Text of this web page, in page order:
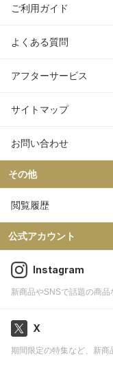
ご利用ガイド
よくある質問
アフターサービス
サイトマップ
お問い合わせ
その他
閲覧履歴
公式アカウント
Instagram
新商品やSNSで話題の商品
X
期間限定の特集など、新商